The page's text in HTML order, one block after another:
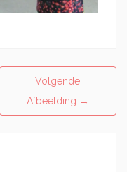
Volgende
Afbeelding →